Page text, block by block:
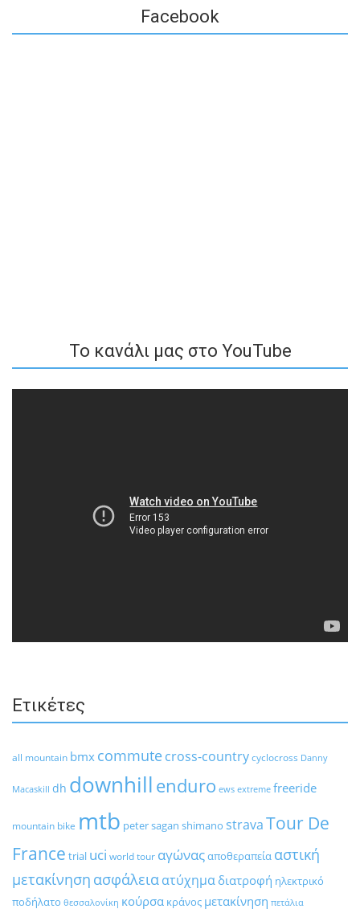
Facebook
To κανάλι μας στο YouTube
Ετικέτες
all mountain bmx commutecross-countrycyclocross Danny
Macaskill dh downhill enduro ews extreme freeride
mountain bike mtb peter sagan shimano stravaTour De
France trial uci world tour αγώναςαποθεραπεία αστική
μετακίνηση ασφάλειαατύχημα διατροφή ηλεκτρικό
ποδήλατο θεσσαλονίκη κούρσα κράνος μετακίνηση πετάλια